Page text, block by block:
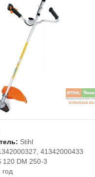
И СЕРВИС
СОГЛАШЕНИЕ
Stihl
41342000433
120 DM 250-3
год